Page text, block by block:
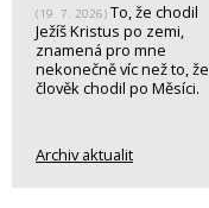
(19. 7. 2026) To, že chodil
Ježíš Kristus po zemi,
znamená pro mne
nekonečně víc než to, že
člověk chodil po Měsíci.
Archiv aktualit